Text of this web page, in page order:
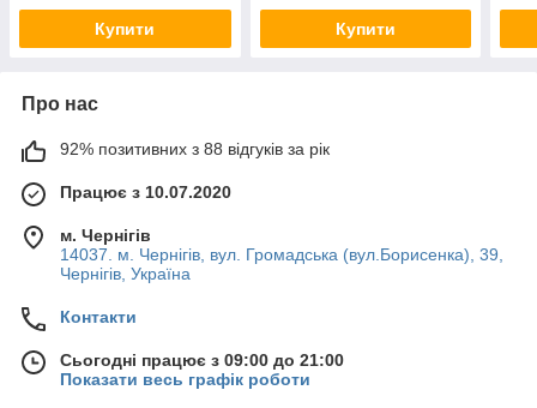
Купити Купити
Про нас
92% позитивних з 88 відгуків за рік
Працює з 10.07.2020
м. Чернігів
14037. м. Чернігів, вул. Громадська (вул.Борисенка), 39,
Чернігів, Україна
Контакти
Сьогодні працює з 09:00 до 21:00
Показати весь графік роботи